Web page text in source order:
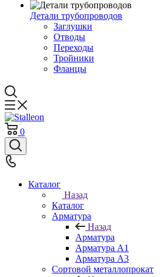
Детали трубопроводов
Заглушки
Отводы
Переходы
Тройники
Фланцы
0
Каталог
Назад
Каталог
Арматура
Назад
Арматура
Арматура A1
Арматура А3
Сортовой металлопрокат